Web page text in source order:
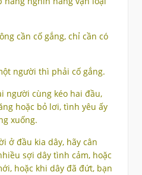
cần cố gắng, chỉ cần có
người thì phải cố gắng.
người cùng kéo hai đầu,
hoặc bỏ lơi, tình yêu ấy
xuống.
ở đầu kia dây, hãy cân
sợi dây tình cảm, hoặc
hoặc khi dây đã đứt, bạn